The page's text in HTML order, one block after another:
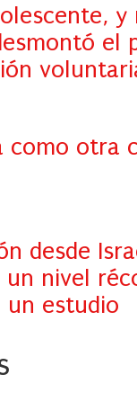
y
el
como otra
desde
nivel
un estudio